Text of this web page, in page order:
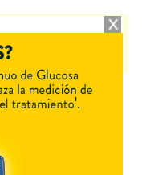
1 presentación